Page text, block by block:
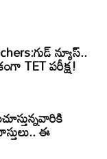
న్యూస్..
TET పరీక్ష!
ఈ